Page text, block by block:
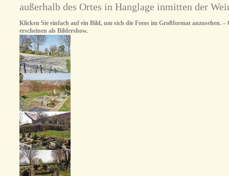
außerhalb des Ortes in Hanglage inmitten der
Klicken Sie einfach auf ein Bild, um sich die Fotos im Großformat anzusehen. –
erscheinen als Bildershow.